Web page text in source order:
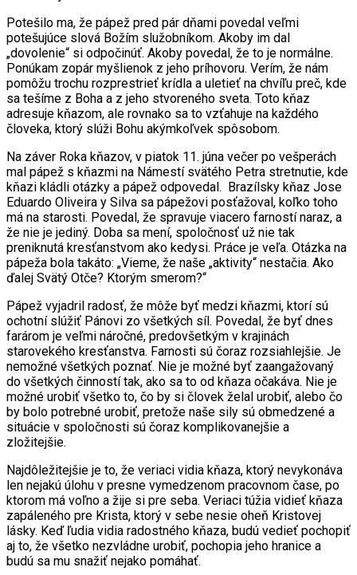
Potešilo ma, že pápež pred pár dňami povedal veľmi
potešujúce slová Božím služobníkom. Akoby im dal
„dovolenie“ si odpočinúť. Akoby povedal, že to je normálne.
Ponúkam zopár myšlienok z jeho príhovoru. Verím, že nám
pomôžu trochu rozprestrieť krídla a uletieť na chvíľu preč, kde
sa tešíme z Boha a z jeho stvoreného sveta. Toto kňaz
adresuje kňazom, ale rovnako sa to vzťahuje na každého
človeka, ktorý slúži Bohu akýmkoľvek spôsobom.
Na záver Roka kňazov, v piatok 11. júna večer po vešperách
mal pápež s kňazmi na Námestí svätého Petra stretnutie, kde
kňazi kládli otázky a pápež odpovedal. Brazílsky kňaz Jose
Eduardo Oliveira y Silva sa pápežovi posťažoval, koľko toho
má na starosti. Povedal, že spravuje viacero farností naraz, a
že nie je jediný. Doba sa mení, spoločnosť už nie tak
preniknutá kresťanstvom ako kedysi. Práce je veľa. Otázka na
pápeža bola takáto: „Vieme, že naše „aktivity“ nestačia. Ako
ďalej Svätý Otče? Ktorým smerom?“
Pápež vyjadril radosť, že môže byť medzi kňazmi, ktorí sú
ochotní slúžiť Pánovi zo všetkých síl. Povedal, že byť dnes
farárom je veľmi náročné, predovšetkým v krajinách
starovekého kresťanstva. Farnosti sú čoraz rozsiahlejšie. Je
nemožné všetkých poznať. Nie je možné byť zaangažovaný
do všetkých činností tak, ako sa to od kňaza očakáva. Nie je
možné urobiť všetko to, čo by si človek želal urobiť, alebo čo
by bolo potrebné urobiť, pretože naše sily sú obmedzené a
situácie v spoločnosti sú čoraz komplikovanejšie a
zložitejšie.
Najdôležitejšie je to, že veriaci vidia kňaza, ktorý nevykonáva
len nejakú úlohu v presne vymedzenom pracovnom čase, po
ktorom má voľno a žije si pre seba. Veriaci túžia vidieť kňaza
zapáleného pre Krista, ktorý v sebe nesie oheň Kristovej
lásky. Keď ľudia vidia radostného kňaza, budú vedieť pochopiť
aj to, že všetko nezvládne urobiť, pochopia jeho hranice a
budú sa mu snažiť nejako pomáhať.